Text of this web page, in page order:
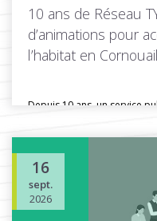
10 ans de Réseau
d’animations pour
l’habitat en
Depuis 10 ans, un service
Toutes les actus de
16
sept.
2026